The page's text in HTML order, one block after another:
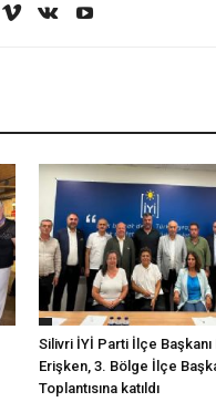
Silivri İYİ Parti İlçe
Erişken, 3. Bölge İlçe
Toplantısına katıldı